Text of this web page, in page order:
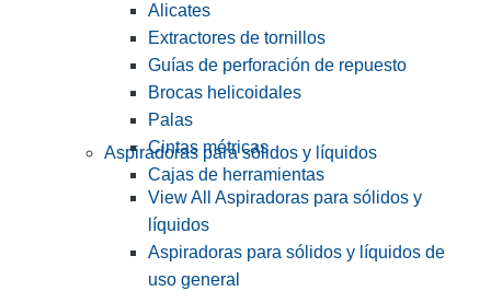
Alicates
Extractores de tornillos
Guías de perforación de repuesto
Brocas helicoidales
Palas
Cintas métricas
Cajas de herramientas
Aspiradoras para sólidos y líquidos
View All Aspiradoras para sólidos y
líquidos
Aspiradoras para sólidos y líquidos de
uso general